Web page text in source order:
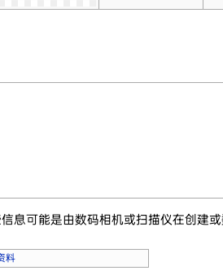
息可能是由数码相机或扫描仪在创建
料